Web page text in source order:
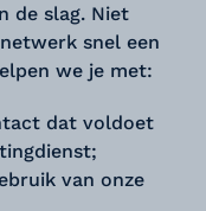
de slag. Niet
snel een
we je met:
dat voldoet
van onze